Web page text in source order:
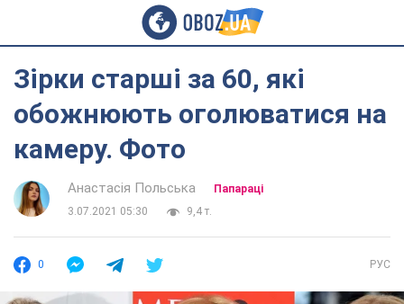
Зірки старші за 60, які
обожнюють оголюватися на
камеру. Фото
Анастасія Польська
Папараці
3.07.2021 05:30
9,4 т.
0 РУС